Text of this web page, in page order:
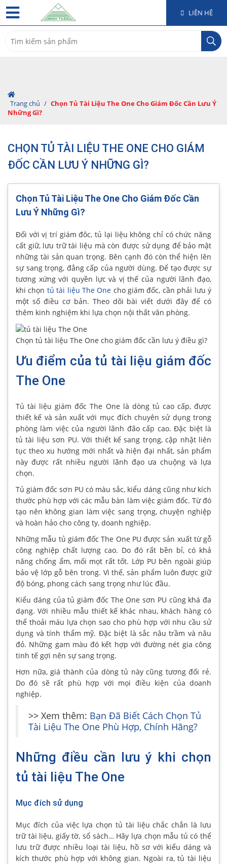
LIÊN HỆ
for:
Trang chủ / Chọn Tủ Tài Liệu The One Cho Giám Đốc Cần Lưu Ý
Những Gì?
CHỌN TỦ TÀI LIỆU THE ONE CHO GIÁM
ĐỐC CẦN LƯU Ý NHỮNG GÌ?
Chọn Tủ Tài Liệu The One Cho Giám Đốc Cần
Lưu Ý Những Gì?
Đối với vị trí giám đôc, tủ lại liệu không chỉ có chức năng
cất giữ, lưu trữ tài liệu mà còn được sử dụng để bảo mật
những tài sản quan trọng. Bên cạnh đó còn thể hiện lên
sự sang trọng, đẳng cấp của người dùng. Để tạo được sự
tương xứng với quyền lực và vị thế của người lãnh đạo,
khi chọn tủ tài liệu The One cho giám đốc, cần phải lưu ý
một số điều cơ bản. Theo dõi bài viết dưới đây để có
thêm kinh nghiệm khi lựa chọn nội thất văn phòng.
Chọn tủ tài liệu The One cho giám đốc cần lưu ý điều gì?
Ưu điểm của tủ tài liệu giám đốc
The One
Tủ tài liệu giám đốc The One là dòng tủ cao cấp, được
thiết kế và sản xuất với mục đích chuyên sử dụng trong
phòng làm việc của người lãnh đão cấp cao. Đặc biệt là
tủ tài liệu sơn PU. Với thiết kế sang trọng, cập nhật liên
tục theo xu hướng mới nhất và hiện đại nhất, sản phẩm
này được rất nhiều người lãnh đạo ưa chuộng và lựa
chọn.
Tủ giám đốc sơn PU có màu sắc, kiểu dáng cũng như kích
thước phù hợp với các mẫu bàn làm việc giám đốc. Từ đó
tạo nên không gian làm việc sang trọng, chuyện nghiệp
và hoàn hảo cho công ty, doanh nghiệp.
Những mẫu tủ giám đốc The One PU được sản xuất từ gỗ
công nghiệp chất lượng cao. Do đó rất bền bỉ, có khả
năng chống ẩm, mối mọt rất tốt. Lớp PU bên ngoài giúp
bảo vệ lớp gỗ bên trong. Vì thế, sản phẩm luôn được giữ
độ bóng, phong cách sang trọng như lúc đầu.
Kiểu dáng của tủ giám đốc The One sơn PU cũng khá đa
dạng. Với nhiều mẫu thiết kế khác nhau, khách hàng có
thể thoải máu lựa chọn sao cho phù hợp với nhu cầu sử
dụng và tính thẩm mỹ. Đặc biệt là sắc nâu trầm và nâu
đỏ. Những gam màu đó kết hợp với đường nét gia công
tinh tế gợi nên sự sang trọng.
Hơn nữa, giá thành của dòng tủ này cũng tương đối rẻ.
Do đó sẽ rất phù hợp với mọi điều kiện của doanh
nghiệp.
>> Xem thêm: Bạn Đã Biết Cách Chọn Tủ
Tài Liệu The One Phù Hợp, Chính Hãng?
Những điều cần lưu ý khi chọn
tủ tài liệu The One
Mục đích sử dụng
Mục đích của việc lựa chọn tủ tài liệu chắc chắn là lưu
trữ tài liệu, giấy tờ, sổ sách… Hãy lựa chọn mẫu tủ có thể
lưu trữ được nhiều loại tài liệu, hồ sơ với kiểu dáng và
kích thước phù hợp với không gian. Ngoài ra, tủ tài liệu